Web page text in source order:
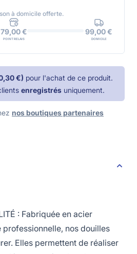
à domicile offerte.
79,00 €
POINT RELAIS
99,00 €
DOMICILE
€) pour l'achat de ce produit.
enregistrés uniquement.
nos boutiques partenaires
: Fabriquée en acier
nos douilles
Elles permettent de réaliser